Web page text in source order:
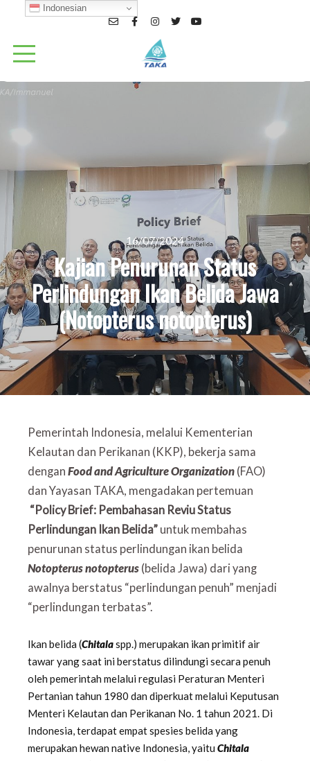
16/07/2024
Kajian Penurunan Status
Perlindungan Ikan Belida Jawa
(Notopterus notopterus)
Pemerintah Indonesia, melalui Kementerian
Kelautan dan Perikanan (KKP), bekerja sama
dengan Food and Agriculture Organization (FAO)
dan Yayasan TAKA, mengadakan pertemuan
“Policy Brief: Pembahasan Reviu Status
Perlindungan Ikan Belida” untuk membahas
penurunan status perlindungan ikan belida
Notopterus notopterus (belida Jawa) dari yang
awalnya berstatus “perlindungan penuh” menjadi
“perlindungan terbatas”.
Ikan belida (Chitalaspp.) merupakan ikan primitif air
tawar yang saat ini berstatus dilindungi secara penuh
oleh pemerintah melalui regulasi Peraturan Menteri
Pertanian tahun 1980 dan diperkuat melalui Keputusan
Menteri Kelautan dan Perikanan No. 1 tahun 2021. Di
Indonesia, terdapat empat spesies belida yang
merupakan hewan native Indonesia, yaitu Chitala
Indonesian